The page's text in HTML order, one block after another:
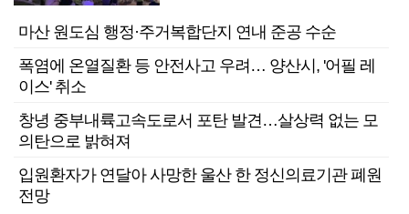
마산 원도심 행정·주거복합단지 연내 준공 수순
폭염에 온열질환 등 안전사고 우려… 양산시, '어필 레
이스' 취소
창녕 중부내륙고속도로서 포탄 발견…살상력 없는 모
의탄으로 밝혀져
입원환자가 연달아 사망한 울산 한 정신의료기관 폐원
전망